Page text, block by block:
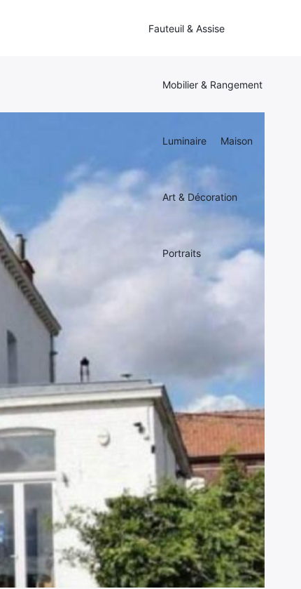
Fauteuil & Assise
Mobilier & Rangement
Luminaire Maison
Art & Décoration
Portraits